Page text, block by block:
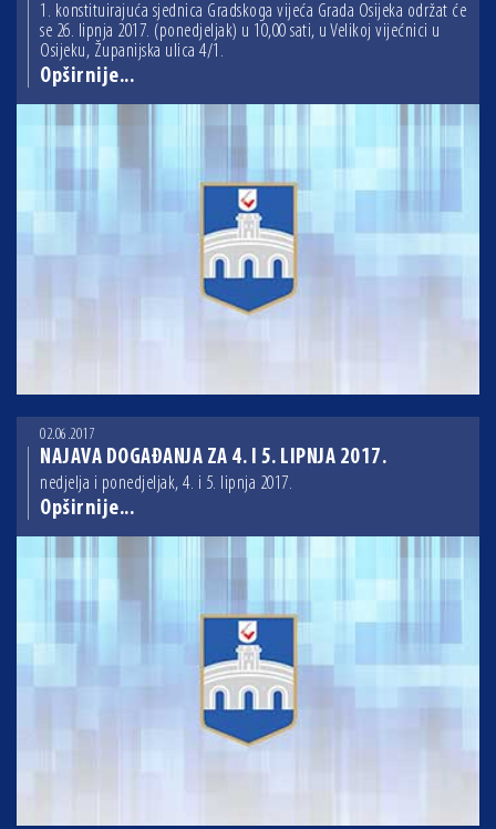
1. konstituirajuća sjednica Gradskoga vijeća Grada Osijeka održat će
se 26. lipnja 2017. (ponedjeljak) u 10,00 sati, u Velikoj vijećnici u
Osijeku, Županijska ulica 4/1.
Opširnije...
02.06.2017
NAJAVA DOGAĐANJA ZA 4. I 5. LIPNJA 2017.
nedjelja i ponedjeljak, 4. i 5. lipnja 2017.
Opširnije...